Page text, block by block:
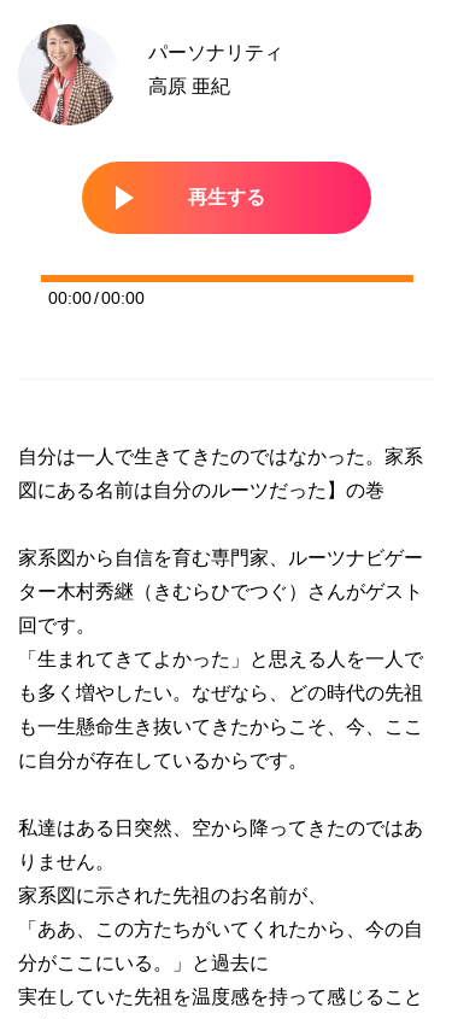
パーソナリティ
高原 亜紀
00:00/00:00
自分は一人で生きてきたのではなかった。家系
図にある名前は自分のルーツだった】の巻
家系図から自信を育む専門家、ルーツナビゲー
ター木村秀継（きむらひでつぐ）さんがゲスト
回です。
「生まれてきてよかった」と思える人を一人で
も多く増やしたい。なぜなら、どの時代の先祖
も一生懸命生き抜いてきたからこそ、今、ここ
に自分が存在しているからです。
私達はある日突然、空から降ってきたのではあ
りません。
家系図に示された先祖のお名前が、
「ああ、この方たちがいてくれたから、今の自
分がここにいる。」と過去に
実在していた先祖を温度感を持って感じること